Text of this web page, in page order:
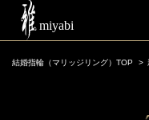
結婚指輪（マリッジリング）TOP